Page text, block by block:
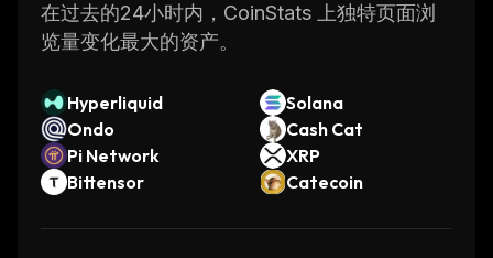
在过去的24小时内，CoinStats 上独特页面浏
览量变化最大的资产。
Hyperliquid
Solana
Ondo
Cash Cat
Pi Network
XRP
Bittensor
Catecoin